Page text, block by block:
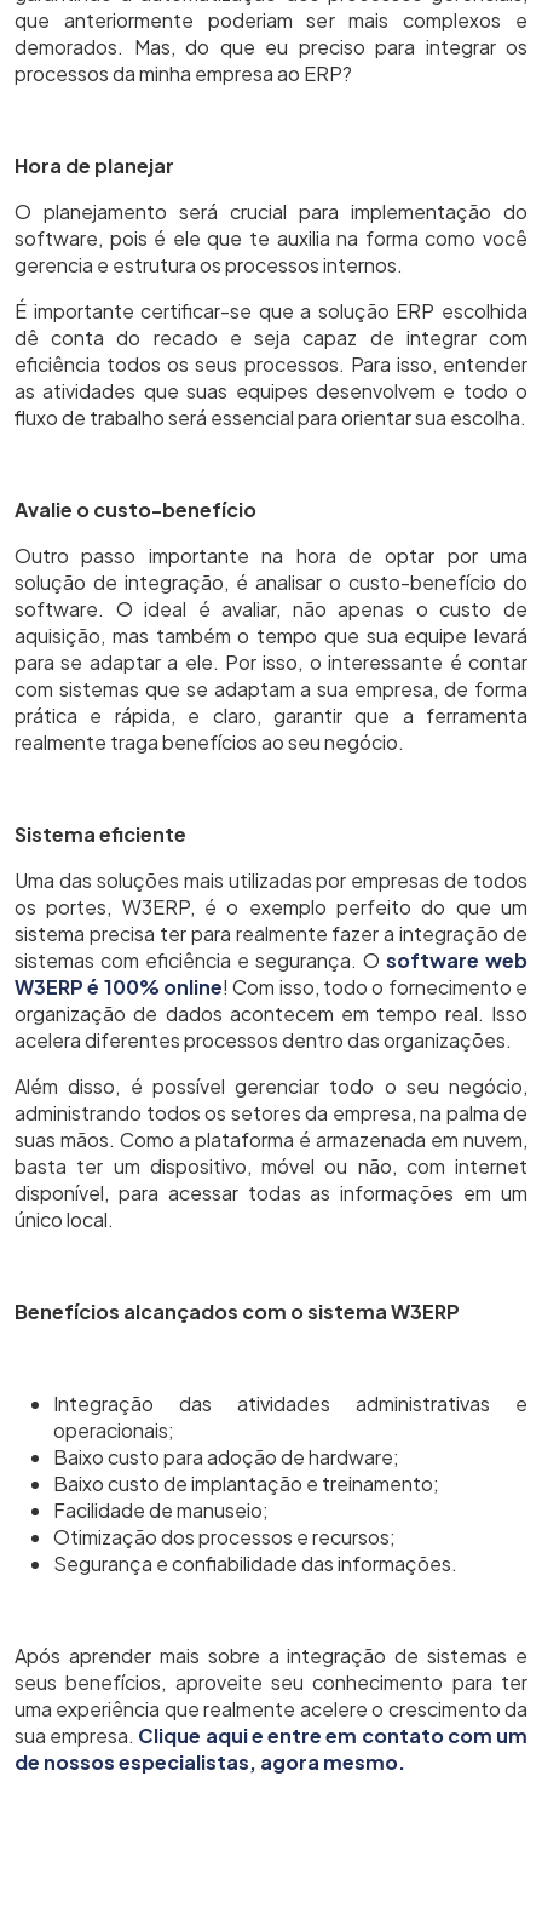
que anteriormente poderiam ser mais complexos e
demorados. Mas, do que eu preciso para integrar os
processos da minha empresa ao ERP?
Hora de planejar
O planejamento será crucial para implementação do
software, pois é ele que te auxilia na forma como você
gerencia e estrutura os processos internos.
É importante certificar-se que a solução ERP escolhida
dê conta do recado e seja capaz de integrar com
eficiência todos os seus processos. Para isso, entender
as atividades que suas equipes desenvolvem e todo o
fluxo de trabalho será essencial para orientar sua escolha.
Avalie o custo-benefício
Outro passo importante na hora de optar por uma
solução de integração, é analisar o custo-benefício do
software. O ideal é avaliar, não apenas o custo de
aquisição, mas também o tempo que sua equipe levará
para se adaptar a ele. Por isso, o interessante é contar
com sistemas que se adaptam a sua empresa, de forma
prática e rápida, e claro, garantir que a ferramenta
realmente traga benefícios ao seu negócio.
Sistema eficiente
Uma das soluções mais utilizadas por empresas de todos
os portes, W3ERP, é o exemplo perfeito do que um
sistema precisa ter para realmente fazer a integração de
sistemas com eficiência e segurança. O software web
W3ERP é 100% online! Com isso, todo o fornecimento e
organização de dados acontecem em tempo real. Isso
acelera diferentes processos dentro das organizações.
Além disso, é possível gerenciar todo o seu negócio,
administrando todos os setores da empresa, na palma de
suas mãos. Como a plataforma é armazenada em nuvem,
basta ter um dispositivo, móvel ou não, com internet
disponível, para acessar todas as informações em um
único local.
Benefícios alcançados com o sistema W3ERP
Integração das atividades administrativas e
operacionais;
Baixo custo para adoção de hardware;
Baixo custo de implantação e treinamento;
Facilidade de manuseio;
Otimização dos processos e recursos;
Segurança e confiabilidade das informações.
Após aprender mais sobre a integração de sistemas e
seus benefícios, aproveite seu conhecimento para ter
uma experiência que realmente acelere o crescimento da
sua empresa. Clique aqui e entre em contato com um
de nossos especialistas, agora mesmo.